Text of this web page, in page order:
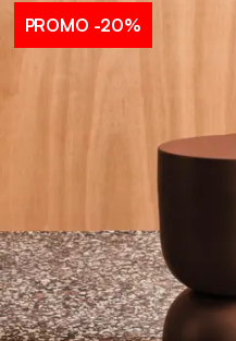
PROMO -20%